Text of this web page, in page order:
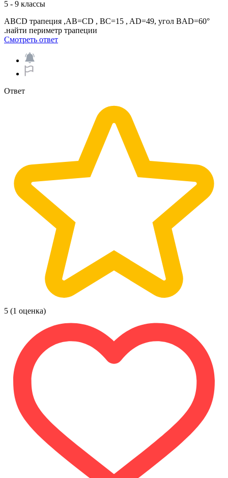
5 - 9 классы
ABCD трапеция ,AB=CD , BC=15 , AD=49, угол BAD=60°
.найти периметр трапеции​
Смотреть ответ
Ответ
5 (1 оценка)